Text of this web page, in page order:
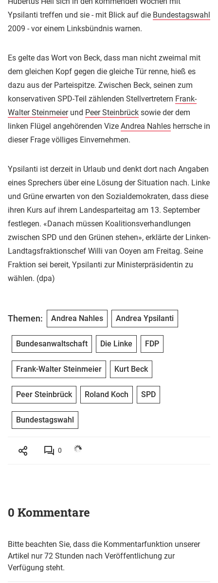
Ypsilanti treffen und sie - mit Blick auf die Bundestagswahl
2009 - vor einem Linksbündnis warnen.
Es gelte das Wort von Beck, dass man nicht zweimal mit
dem gleichen Kopf gegen die gleiche Tür renne, hieß es
dazu aus der Parteispitze. Zwischen Beck, seinen zum
konservativen SPD-Teil zählenden Stellvertretern Frank-
Walter Steinmeierund Peer Steinbrück sowie der dem
linken Flügel angehörenden Vize Andrea Nahles herrsche in
dieser Frage völliges Einvernehmen.
Ypsilanti ist derzeit in Urlaub und denkt dort nach Angaben
eines Sprechers über eine Lösung der Situation nach. Linke
und Grüne erwarten von den Sozialdemokraten, dass diese
ihren Kurs auf ihrem Landesparteitag am 13. September
festlegen. «Danach müssen Koalitionsverhandlungen
zwischen SPD und den Grünen stehen», erklärte der Linken-
Landtagsfraktionschef Willi van Ooyen am Freitag. Seine
Fraktion sei bereit, Ypsilanti zur Ministerpräsidentin zu
wählen. (dpa)
Themen: Andrea Nahles Andrea Ypsilanti
Bundesanwaltschaft Die Linke FDP
Frank-Walter Steinmeier Kurt Beck
Peer Steinbrück Roland Koch SPD
Bundestagswahl
0
0 Kommentare
Bitte beachten Sie, dass die Kommentarfunktion unserer
Artikel nur 72 Stunden nach Veröffentlichung zur
Verfügung steht.